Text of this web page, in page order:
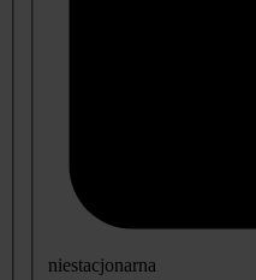
niestacjonarna